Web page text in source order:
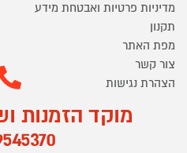
מדיניות פרטיות ואבטחת מידע
תקנון
מפת האתר
צור קשר
הצהרת נגישות
מוקד הזמנות